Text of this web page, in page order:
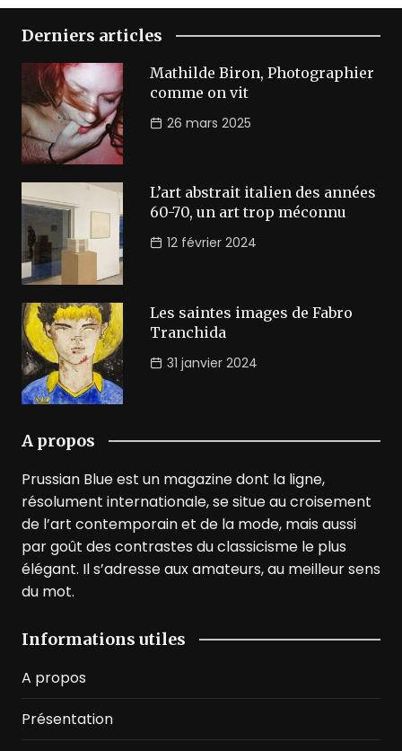
Derniers articles
Mathilde Biron, Photographier
comme on vit
26 mars 2025
L’art abstrait italien des années
60-70, un art trop méconnu
12 février 2024
Les saintes images de Fabro
Tranchida
31 janvier 2024
A propos
Prussian Blue est un magazine dont la ligne,
résolument internationale, se situe au croisement
de l’art contemporain et de la mode, mais aussi
par goût des contrastes du classicisme le plus
élégant. Il s’adresse aux amateurs, au meilleur sens
du mot.
Informations utiles
A propos
Présentation